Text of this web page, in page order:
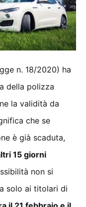
n. 18/2020) ha
della polizza
la validità da
che se
è già scaduta,
15 giorni
non si
solo ai titolari di